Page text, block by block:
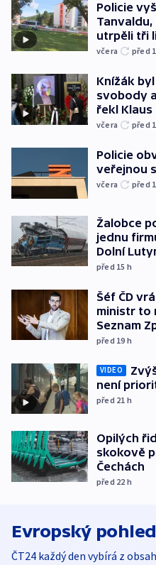
Policie
utrpěli tři
včera před
Knížák
svobody
řekl Klaus
včera před
Policie
veřejnou
včera před
Žalobce
jednu
Dolní
před 15 h
Šéf ČD
ministr to
Seznam
před 19 h
VIDEO
není
před 21 h
Opilých
skokově
Čechách
před 22 h
Evropský pohled
ČT24 každý den vybírá z